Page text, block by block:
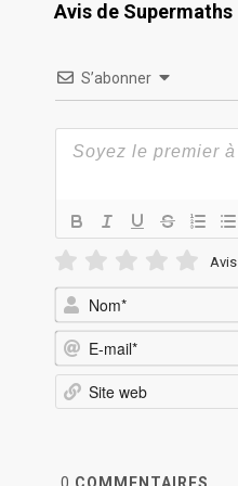
Avis de Supermaths
S’abonner
Avis